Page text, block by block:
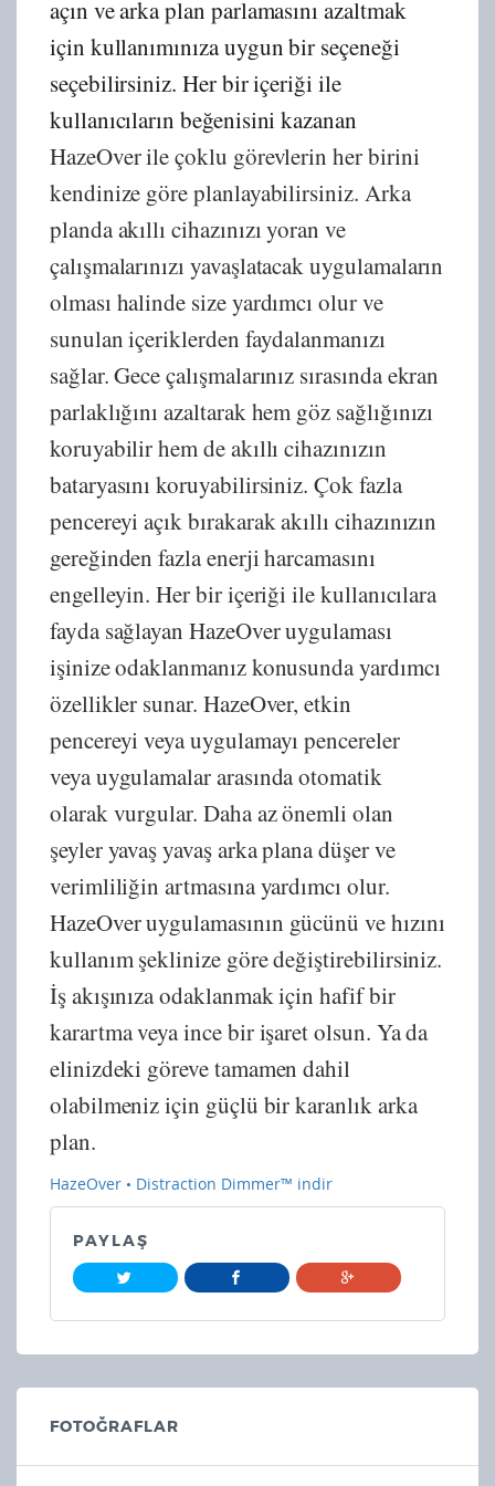
açın ve arka plan parlamasını azaltmak
için kullanımınıza uygun bir seçeneği
seçebilirsiniz. Her bir içeriği ile
kullanıcıların beğenisini kazanan
HazeOver ile çoklu görevlerin her birini
kendinize göre planlayabilirsiniz. Arka
planda akıllı cihazınızı yoran ve
çalışmalarınızı yavaşlatacak uygulamaların
olması halinde size yardımcı olur ve
sunulan içeriklerden faydalanmanızı
sağlar. Gece çalışmalarınız sırasında ekran
parlaklığını azaltarak hem göz sağlığınızı
koruyabilir hem de akıllı cihazınızın
bataryasını koruyabilirsiniz. Çok fazla
pencereyi açık bırakarak akıllı cihazınızın
gereğinden fazla enerji harcamasını
engelleyin. Her bir içeriği ile kullanıcılara
fayda sağlayan HazeOver uygulaması
işinize odaklanmanız konusunda yardımcı
özellikler sunar. HazeOver, etkin
pencereyi veya uygulamayı pencereler
veya uygulamalar arasında otomatik
olarak vurgular. Daha az önemli olan
şeyler yavaş yavaş arka plana düşer ve
verimliliğin artmasına yardımcı olur.
HazeOver uygulamasının gücünü ve hızını
kullanım şeklinize göre değiştirebilirsiniz.
İş akışınıza odaklanmak için hafif bir
karartma veya ince bir işaret olsun. Ya da
elinizdeki göreve tamamen dahil
olabilmeniz için güçlü bir karanlık arka
plan.
HazeOver • Distraction Dimmer™ indir
PAYLAŞ
FOTOĞRAFLAR